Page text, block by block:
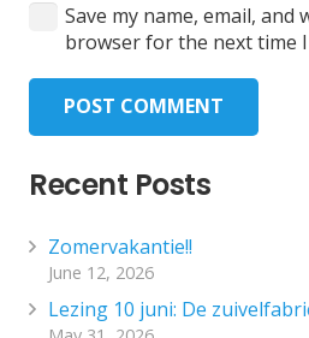
Save my name, email, and
browser for the next time
POST COMMENT
Recent Posts
Zomervakantie!!
June 12, 2026
Lezing 10 juni: De